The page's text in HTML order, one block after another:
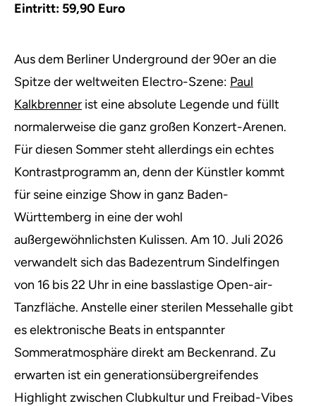
Eintritt: 59,90 Euro
Aus dem Berliner Underground der 90er an die
Spitze der weltweiten Electro-Szene: Paul
Kalkbrenner ist eine absolute Legende und füllt
normalerweise die ganz großen Konzert-Arenen.
Für diesen Sommer steht allerdings ein echtes
Kontrastprogramm an, denn der Künstler kommt
für seine einzige Show in ganz Baden-
Württemberg in eine der wohl
außergewöhnlichsten Kulissen. Am 10. Juli 2026
verwandelt sich das Badezentrum Sindelfingen
von 16 bis 22 Uhr in eine basslastige Open-air-
Tanzfläche. Anstelle einer sterilen Messehalle gibt
es elektronische Beats in entspannter
Sommeratmosphäre direkt am Beckenrand. Zu
erwarten ist ein generationsübergreifendes
Highlight zwischen Clubkultur und Freibad-Vibes